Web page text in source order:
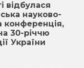
відбулася
науково-
конференція,
30-річчю
України